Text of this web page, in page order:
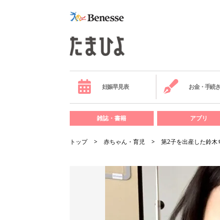
妊娠早見表 お金・手続き
雑誌・書籍 アプリ
トップ 赤ちゃん・育児 第2子を出産した鈴